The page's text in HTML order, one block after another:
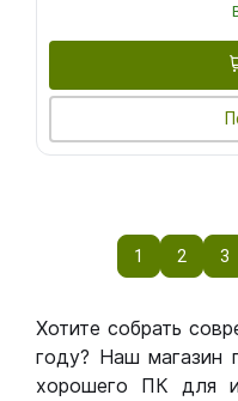
1 2 3
Хотите собрать
году? Наш магазин
хорошего ПК для